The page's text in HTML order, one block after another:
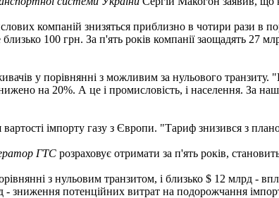
компаній знизяться приблизно в чотири рази в
100 грн. За п'ять років компанії заощадять 27
у порівнянні з можливим за нульового
на 20%. А це і промисловість, і населення. За
імпорту газу з Європи. "Тариф знизився з
ГТС розраховує отримати за п'ять років,
з нульовим транзитом, і близько $ 12 млрд -
- зниження потенційних витрат на подорожчання